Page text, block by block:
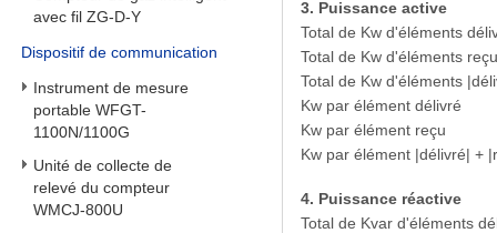
avec fil ZG-D-Y
Dispositif de communication
Instrument de mesure
portable WFGT-
1100N/1100G
Unité de collecte de
relevé du compteur
WMCJ-800U
3. Puissance active
Total de Kw d'éléments
Total de Kw d'éléments
Total de Kw d'éléments
Kw par élément délivré
Kw par élément reçu
Kw par élément |délivré| +
4. Puissance réactive
Total de Kvar d'éléments